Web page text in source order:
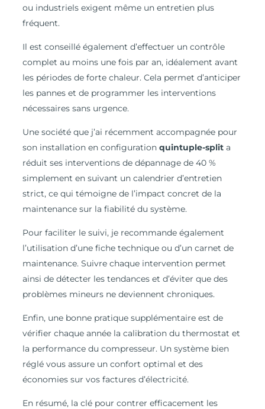
ou industriels exigent même un entretien plus
fréquent.
Il est conseillé également d’effectuer un contrôle
complet au moins une fois par an, idéalement avant
les périodes de forte chaleur. Cela permet d’anticiper
les pannes et de programmer les interventions
nécessaires sans urgence.
Une société que j’ai récemment accompagnée pour
son installation en configuration quintuple-splita
réduit ses interventions de dépannage de 40 %
simplement en suivant un calendrier d’entretien
strict, ce qui témoigne de l’impact concret de la
maintenance sur la fiabilité du système.
Pour faciliter le suivi, je recommande également
l’utilisation d’une fiche technique ou d’un carnet de
maintenance. Suivre chaque intervention permet
ainsi de détecter les tendances et d’éviter que des
problèmes mineurs ne deviennent chroniques.
Enfin, une bonne pratique supplémentaire est de
vérifier chaque année la calibration du thermostat et
la performance du compresseur. Un système bien
réglé vous assure un confort optimal et des
économies sur vos factures d’électricité.
En résumé, la clé pour contrer efficacement les